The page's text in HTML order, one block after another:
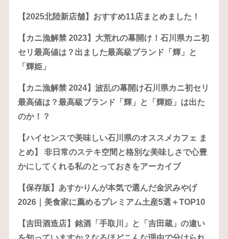
【2025北陸新店舗】おすすめ11店まとめました！
【カニ漁解禁 2023】大荒れの幕開け！石川県カニ初
セリ最高値は？出ました最高級ブランド「輝」と
「輝姫」
【カニ漁解禁 2024】波乱の幕開け石川県カニ初セリ
最高値は？最高級ブランド「輝」と「輝姫」は出た
のか！？
【ハイセンスで美味しい石川県のオススメカフェ ま
とめ】 非日常のステキ空間と格別な美味しさで心豊
かにしてくれる私のとっておきをアーカイブ
【保存版】あすかりんが本気で選んだ金沢みやげ
2026｜美食家に薦めるプレミアム土産5選＋TOP10
【吉田酒造店】銘酒「手取川」と「吉田蔵」の違い